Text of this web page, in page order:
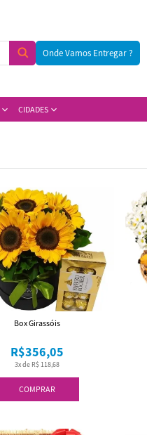
Onde Vamos Entregar ?
CIDADES
COMPRAR
3x de R$ 118,68
R$356,05
Box Girassóis